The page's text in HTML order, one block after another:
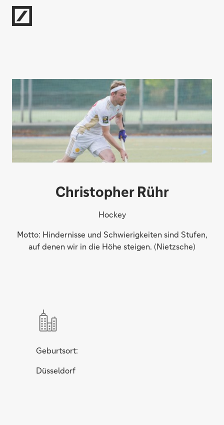
Christopher Rühr
Hockey
Motto: Hindernisse und Schwierigkeiten sind Stufen,
auf denen wir in die Höhe steigen. (Nietzsche)
Geburtsort:
Düsseldorf